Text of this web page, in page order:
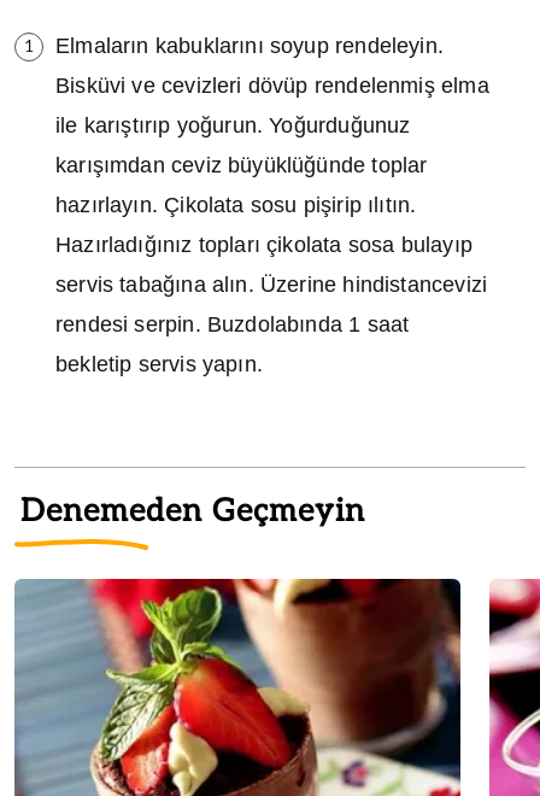
1
Elmaların kabuklarını soyup rendeleyin.
Bisküvi ve cevizleri dövüp rendelenmiş elma
ile karıştırıp yoğurun. Yoğurduğunuz
karışımdan ceviz büyüklüğünde toplar
hazırlayın. Çikolata sosu pişirip ılıtın.
Hazırladığınız topları çikolata sosa bulayıp
servis tabağına alın. Üzerine hindistancevizi
rendesi serpin. Buzdolabında 1 saat
bekletip servis yapın.
Denemeden Geçmeyin